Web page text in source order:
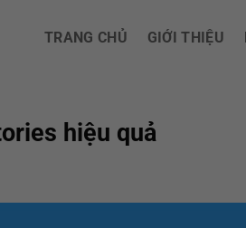
TRANG CHỦ GIỚI THIỆU
hiệu quả